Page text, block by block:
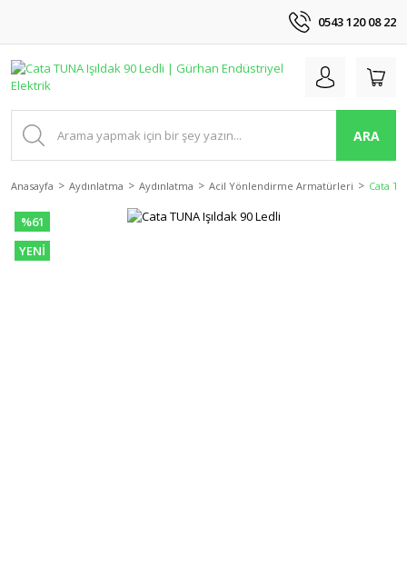
0543 120 08 22
ARA
Anasayfa Aydınlatma Aydınlatma Acil Yönlendirme Armatürleri Cata
%61
YENİ